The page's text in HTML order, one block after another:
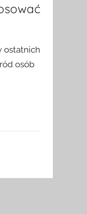
ostatnich
osób